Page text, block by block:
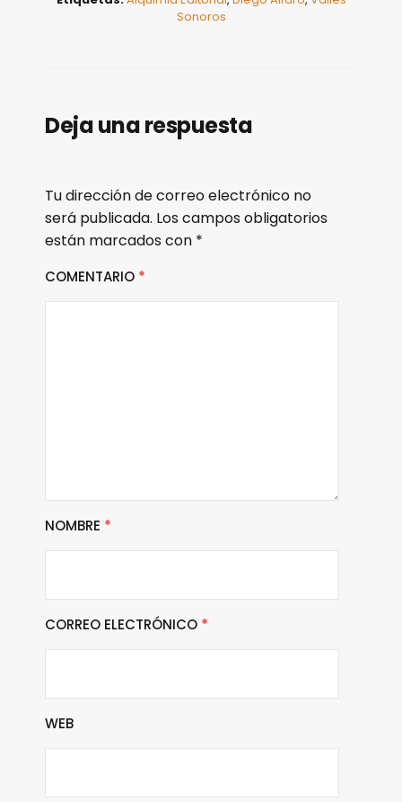
Sonoros
Deja una respuesta
Tu dirección de correo electrónico no
será publicada. Los campos obligatorios
están marcados con *
COMENTARIO *
NOMBRE *
CORREO ELECTRÓNICO *
WEB